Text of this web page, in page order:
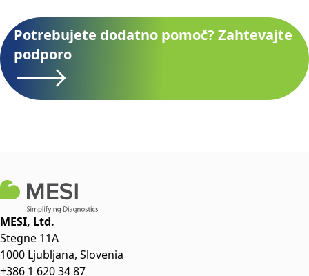
Potrebujete dodatno pomoč? Zahtevajte
podporo
MESI, Ltd.
Stegne 11A
1000 Ljubljana, Slovenia
+386 1 620 34 87